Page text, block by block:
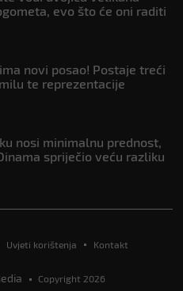
evo što će oni raditi
novi posao! Postaje treći
te reprezentacije
nosi minimalnu prednost,
spriječio veću razliku
Uvjeti korištenja Kontakt
Copyright 2026